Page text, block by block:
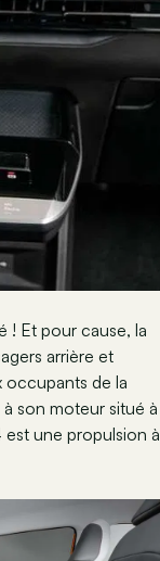
! Et pour cause, la
arrière et
occupants de la
son moteur situé à
est une propulsion à